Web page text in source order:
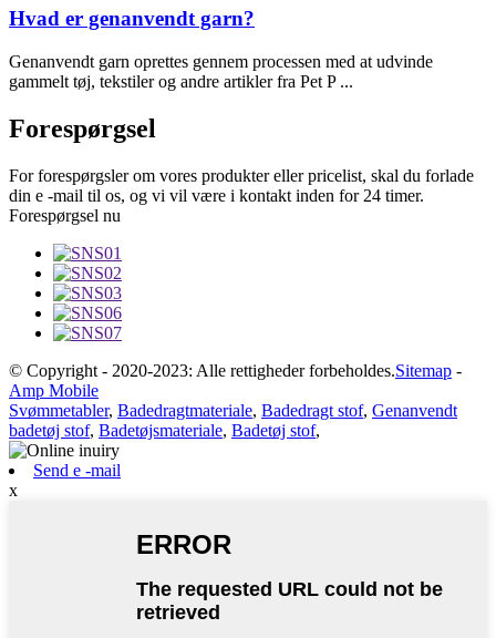
Hvad er genanvendt garn?
Genanvendt garn oprettes gennem processen med at udvinde
gammelt tøj, tekstiler og andre artikler fra Pet P ...
Forespørgsel
For forespørgsler om vores produkter eller pricelist, skal du forlade
din e -mail til os, og vi vil være i kontakt inden for 24 timer.
Forespørgsel nu
© Copyright - 2020-2023: Alle rettigheder forbeholdes.Sitemap -
Amp Mobile
Svømmetabler, Badedragtmateriale, Badedragt stof, Genanvendt
badetøj stof, Badetøjsmateriale, Badetøj stof,
Send e -mail
x